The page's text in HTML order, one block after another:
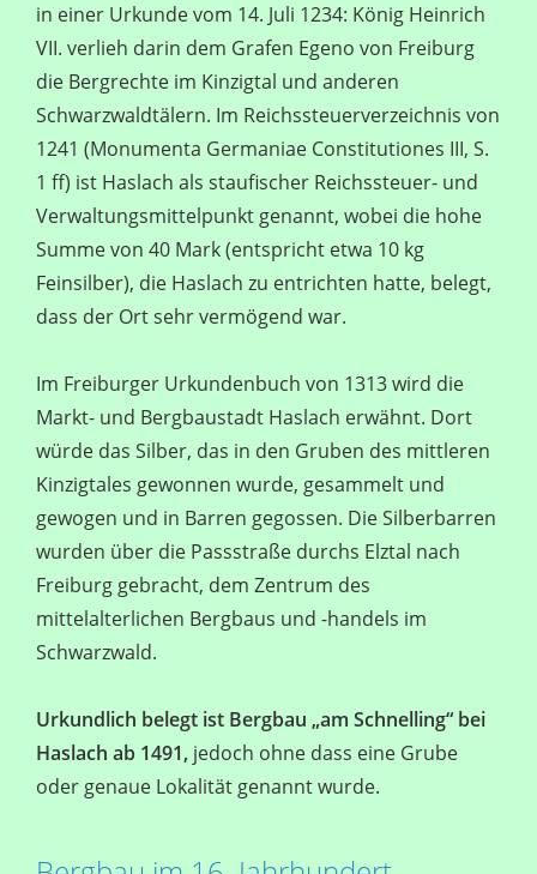
in einer Urkunde vom 14. Juli 1234: König Heinrich
VII. verlieh darin dem Grafen Egeno von Freiburg
die Bergrechte im Kinzigtal und anderen
Schwarzwaldtälern. Im Reichssteuerverzeichnis von
1241 (Monumenta Germaniae Constitutiones III, S.
1 ff) ist Haslach als staufischer Reichssteuer- und
Verwaltungsmittelpunkt genannt, wobei die hohe
Summe von 40 Mark (entspricht etwa 10 kg
Feinsilber), die Haslach zu entrichten hatte, belegt,
dass der Ort sehr vermögend war.
Im Freiburger Urkundenbuch von 1313 wird die
Markt- und Bergbaustadt Haslach erwähnt. Dort
würde das Silber, das in den Gruben des mittleren
Kinzigtales gewonnen wurde, gesammelt und
gewogen und in Barren gegossen. Die Silberbarren
wurden über die Passstraße durchs Elztal nach
Freiburg gebracht, dem Zentrum des
mittelalterlichen Bergbaus und -handels im
Schwarzwald.
Urkundlich belegt ist Bergbau „am Schnelling“ bei
Haslach ab 1491, jedoch ohne dass eine Grube
oder genaue Lokalität genannt wurde.